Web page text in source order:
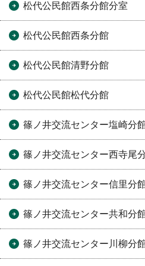
松代公民館西条分館分室
松代公民館西条分館
松代公民館清野分館
松代公民館松代分館
篠ノ井交流センター塩崎分
篠ノ井交流センター西寺尾
篠ノ井交流センター信里分
篠ノ井交流センター共和分
篠ノ井交流センター川柳分